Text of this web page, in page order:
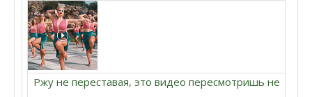
Ржу не переставая, это видео пересмотришь не